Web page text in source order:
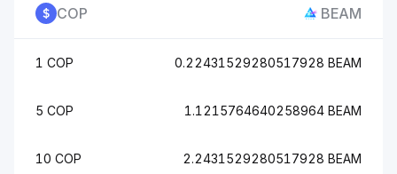
COP BEAM
1 COP 0.22431529280517928 BEAM
5 COP 1.1215764640258964 BEAM
10 COP 2.2431529280517928 BEAM